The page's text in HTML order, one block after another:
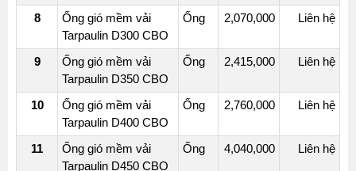
8
Ống gió mềm vải
Tarpaulin D300 CBO
Ống 2,070,000 Liên hệ
9
Ống gió mềm vải
Tarpaulin D350 CBO
Ống 2,415,000 Liên hệ
10
Ống gió mềm vải
Tarpaulin D400 CBO
Ống 2,760,000 Liên hệ
11
Ống gió mềm vải
Tarpaulin D450 CBO
Ống 4,040,000 Liên hệ